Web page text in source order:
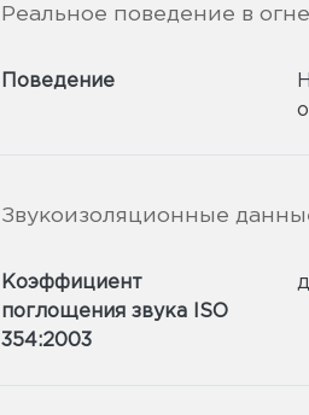
Реальное поведение в огне
Поведение
Звукоизоляционные
Коэффициент
поглощения звука ISO
354:2003